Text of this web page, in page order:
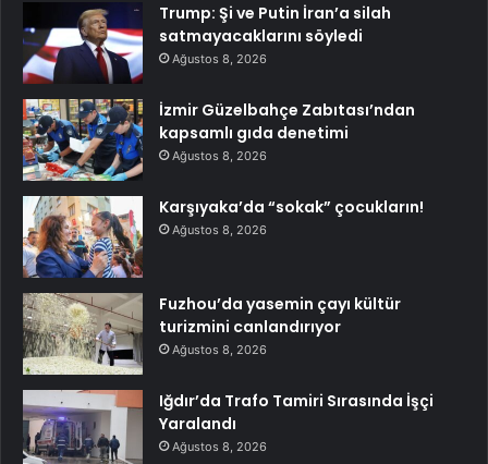
Trump: Şi ve Putin İran’a silah
satmayacaklarını söyledi
Ağustos 8, 2026
İzmir Güzelbahçe Zabıtası’ndan
kapsamlı gıda denetimi
Ağustos 8, 2026
Karşıyaka’da “sokak” çocukların!
Ağustos 8, 2026
Fuzhou’da yasemin çayı kültür
turizmini canlandırıyor
Ağustos 8, 2026
Iğdır’da Trafo Tamiri Sırasında İşçi
Yaralandı
Ağustos 8, 2026